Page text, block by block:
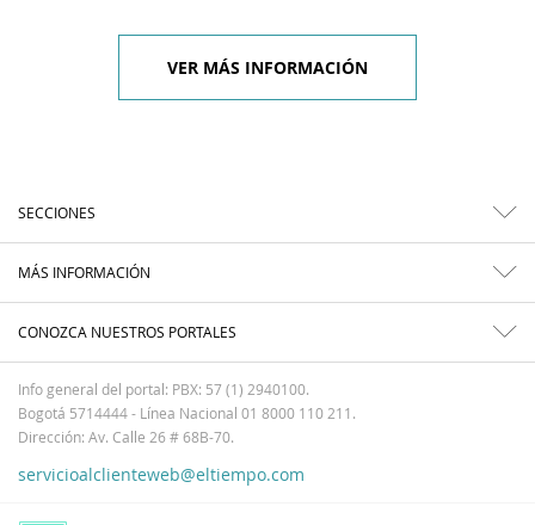
VER MÁS INFORMACIÓN
SECCIONES
MÁS INFORMACIÓN
CONOZCA NUESTROS PORTALES
Info general del portal: PBX: 57 (1) 2940100.
Bogotá 5714444 - Línea Nacional 01 8000 110 211.
Dirección: Av. Calle 26 # 68B-70.
servicioalclienteweb@eltiempo.com